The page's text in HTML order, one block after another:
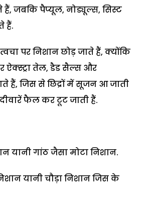
जबकि पैप्यूल, नोड्यूल्स, सिस्ट
हैं.
पर निशान छोड़ जाते हैं, क्योंकि
ऐक्स्ट्रा तेल, डैड सैल्स और
हैं, जिस से छिद्रों में सूजन आ जाती
फैल कर टूट जाती हैं.
यानी गांठ जैसा मोटा निशान.
यानी चौड़ा निशान जिस के